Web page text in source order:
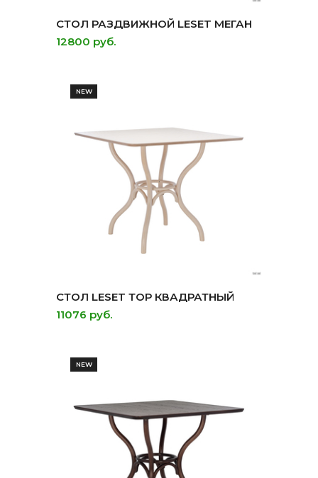
СТОЛ РАЗДВИЖНОЙ LESET МЕГАН
12800 руб.
NEW
СТОЛ LESET ТОР КВАДРАТНЫЙ
11076 руб.
NEW